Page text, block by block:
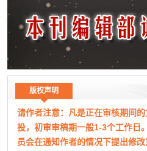
理、开花结实期管理以及病虫害防治
版权声明
请作者注意：凡是正在审核期间
投，初审审稿期一般1-3个工作日
员会在通知作者的情况下提出修